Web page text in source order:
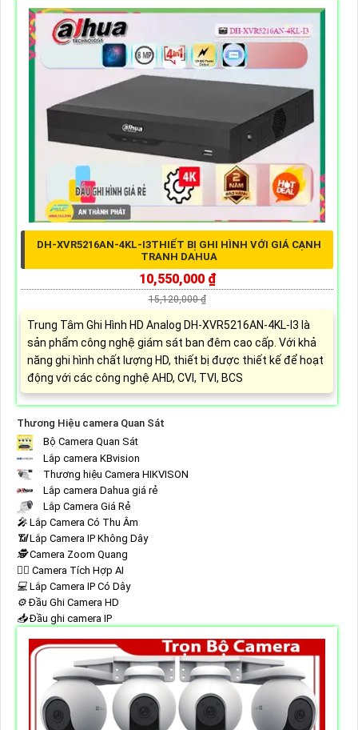
DH-XVR5216AN-4KL-I3THIẾT BỊ GHI HÌNH VỚI GIÁ CẠNH
TRANH DAHUA
10,550,000 ₫
15,120,000 ₫
Trung Tâm Ghi Hình HD Analog DH-XVR5216AN-4KL-I3 là
sản phẩm công nghệ giám sát ban đêm cao cấp. Với khả
năng ghi hình chất lượng HD, thiết bị được thiết kế để hoạt
động với các công nghệ AHD, CVI, TVI, BCS
Thương Hiệu camera Quan Sát
Bộ Camera Quan Sát
Lắp camera KBvision
Thương hiệu Camera HIKVISON
Lắp camera Dahua giá rẻ
Lắp Camera Giá Rẻ
️🎤️ Lắp Camera Có Thu Âm
📶Lắp Camera IP Không Dây
🕵️Camera Zoom Quang
🧛‍♀️ Camera Tích Hợp AI
💻Lắp Camera IP Có Dây
⚙️Đầu Ghi Camera HD
📥Đầu ghi camera IP